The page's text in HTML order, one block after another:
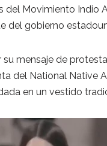
del Movimiento Indio
del gobierno
su mensaje de
del National Native
en un vestido